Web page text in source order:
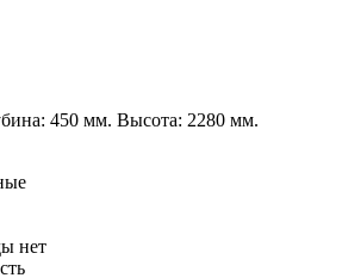
450 мм. Высота: 2280 мм.
нет